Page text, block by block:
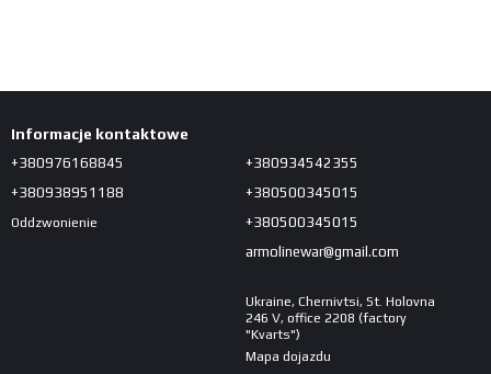
Informacje kontaktowe
+380976168845
+380938951188
Oddzwonienie
+380934542355
+380500345015
+380500345015
armolinewar@gmail.com
Ukraine, Chernivtsi, St. Holovna
246 V, office 2208 (factory
"Kvarts")
Mapa dojazdu